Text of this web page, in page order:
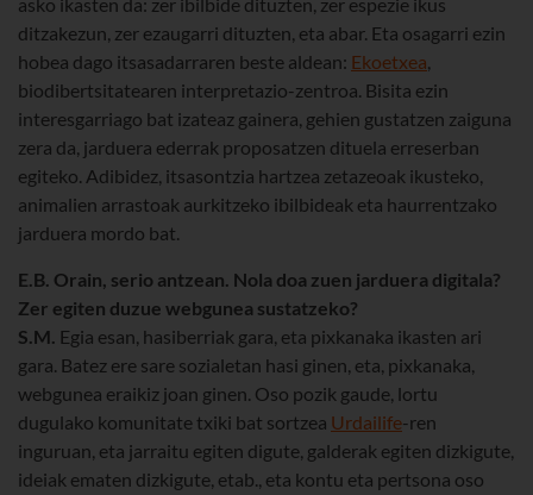
ditzakezun, zer ezaugarri dituzten, eta abar. Eta osagarri ezin
hobea dago itsasadarraren beste aldean: Ekoetxea,
biodibertsitatearen interpretazio-zentroa. Bisita ezin
interesgarriago bat izateaz gainera, gehien gustatzen zaiguna
zera da, jarduera ederrak proposatzen dituela erreserban
egiteko. Adibidez, itsasontzia hartzea zetazeoak ikusteko,
animalien arrastoak aurkitzeko ibilbideak eta haurrentzako
jarduera mordo bat.
E.B. Orain, serio antzean. Nola doa zuen jarduera digitala?
Zer egiten duzue webgunea sustatzeko?
S.M. Egia esan, hasiberriak gara, eta pixkanaka ikasten ari
gara. Batez ere sare sozialetan hasi ginen, eta, pixkanaka,
webgunea eraikiz joan ginen. Oso pozik gaude, lortu
dugulako komunitate txiki bat sortzea Urdailife-ren
inguruan, eta jarraitu egiten digute, galderak egiten dizkigute,
ideiak ematen dizkigute, etab., eta kontu eta pertsona oso